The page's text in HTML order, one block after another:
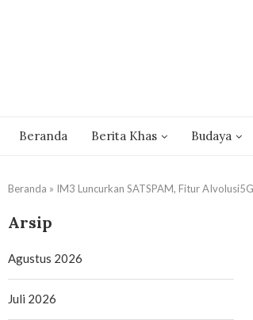
Beranda Berita Khas Budaya
Beranda » IM3 Luncurkan SATSPAM, Fitur
Arsip
Agustus 2026
Juli 2026